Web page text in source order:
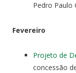
Pedro Paulo
Fevereiro
Projeto de
concessão